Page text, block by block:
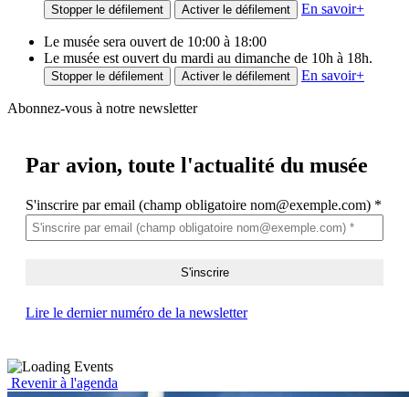
Stopper le défilement Activer le défilement En savoir+
Le musée sera ouvert de 10:00 à 18:00
Le musée est ouvert du mardi au dimanche de 10h à 18h.
Stopper le défilement Activer le défilement En savoir+
Abonnez-vous à notre newsletter
Par avion, toute l'actualité du musée
S'inscrire par email (champ obligatoire nom@exemple.com) *
Lire le dernier numéro de la newsletter
Revenir à l'agenda